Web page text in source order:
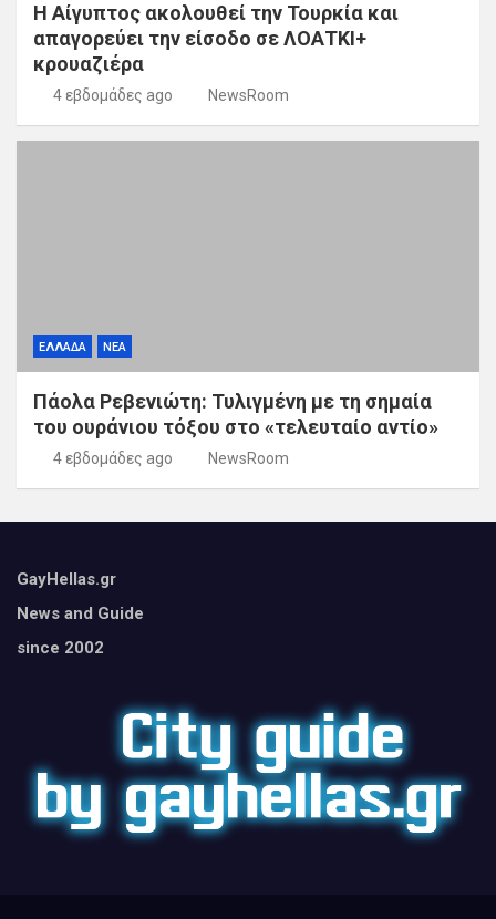
Η Αίγυπτος ακολουθεί την Τουρκία και
απαγορεύει την είσοδο σε ΛΟΑΤΚΙ+
κρουαζιέρα
4 εβδομάδες ago NewsRoom
ΕΛΛΑΔΑ ΝΕΑ
Πάολα Ρεβενιώτη: Τυλιγμένη με τη σημαία
του ουράνιου τόξου στο «τελευταίο αντίο»
4 εβδομάδες ago NewsRoom
GayHellas.gr
News and Guide
since 2002